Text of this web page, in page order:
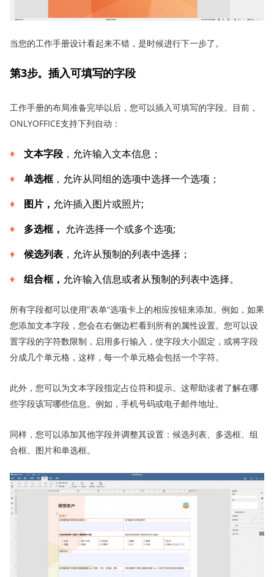
当您的工作手册设计看起来不错，是时候进行下一步了。
第3步。插入可填写的字段
工作手册的布局准备完毕以后，您可以插入可填写的字段。目前，
ONLYOFFICE支持下列自动：
文本字段 ，允许输入文本信息；
单选框，允许从同组的选项中选择一个选项；
图片， 允许插入图片或照片;
多选框， 允许选择一个或多个选项;
候选列表 ，允许从预制的列表中选择；
组合框， 允许输入信息或者从预制的列表中选择。
所有字段都可以使用”表单“选项卡上的相应按钮来添加。例如，如果
您添加文本字段，您会在右侧边栏看到所有的属性设置。您可以设
置字段的字符数限制，启用多行输入，使字段大小固定，或将字段
分成几个单元格，这样，每一个单元格会包括一个字符。
此外，您可以为文本字段指定占位符和提示。这帮助读者了解在哪
些字段该写哪些信息。例如，手机号码或电子邮件地址。
同样，您可以添加其他字段并调整其设置：候选列表、多选框、组
合框、图片和单选框。